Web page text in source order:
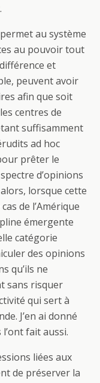
au système
au pouvoir tout
et
peuvent avoir
afin que soit
centres de
suffisamment
ad hoc
prêter le
d’opinions
lorsque cette
de l’Amérique
émergente
catégorie
des opinions
qu’ils ne
sans risquer
qui sert à
J’en ai donné
fait aussi.
liées aux
de préserver la